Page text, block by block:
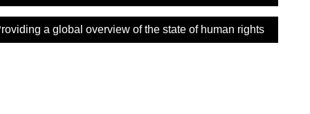
a global overview of the state of human rights